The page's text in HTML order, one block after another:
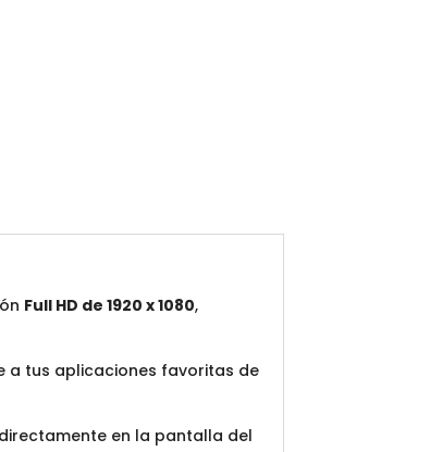
Full HD de 1920 x 1080,
a tus aplicaciones favoritas de
en la pantalla del